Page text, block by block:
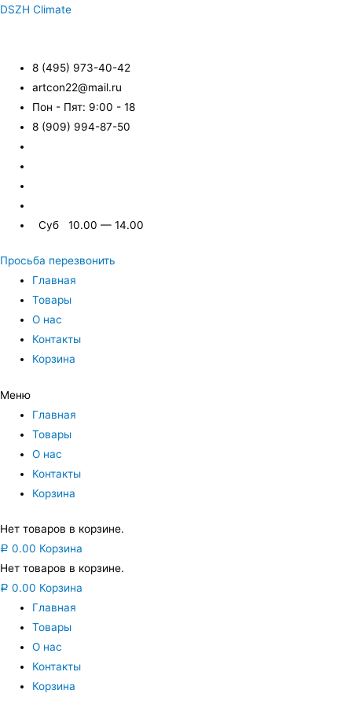
DSZH Climate
8 (495) 973-40-42
artcon22@mail.ru
Пон - Пят: 9:00 - 18
8 (909) 994-87-50
Суб 10.00 — 14.00
Просьба перезвонить
Главная
Товары
О нас
Контакты
Корзина
Меню
Главная
Товары
О нас
Контакты
Корзина
Нет товаров в корзине.
Р 0.00 Корзина
Нет товаров в корзине.
Р 0.00 Корзина
Главная
Товары
О нас
Контакты
Корзина